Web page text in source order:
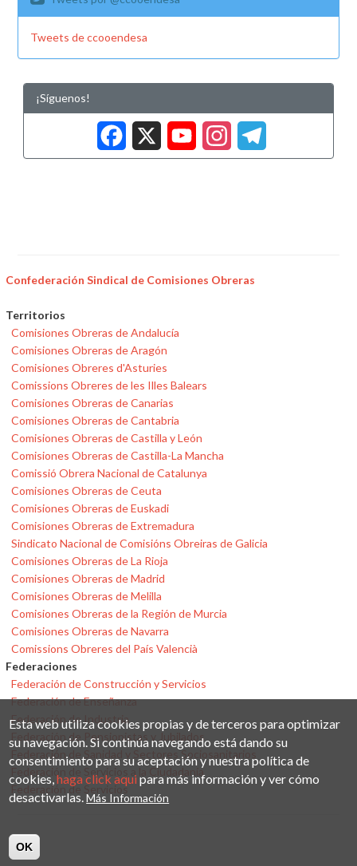
Tweets de ccooendesa
¡Síguenos!
Facebook
X
Confederación Sindical de Comisiones Obreras
Territorios
Comisiones Obreras de Andalucía
Comisiones Obreras de Aragón
Comisiones Obreres d'Asturies
Comissions Obreres de les Illes Balears
Comisiones Obreras de Canarias
Comisiones Obreras de Cantabria
Comisiones Obreras de Castilla y León
Comisiones Obreras de Castilla-La Mancha
Comissió Obrera Nacional de Catalunya
Comisiones Obreras de Ceuta
Comisiones Obreras de Euskadi
Comisiones Obreras de Extremadura
Sindicato Nacional de Comisións Obreiras de Galicia
Comisiones Obreras de La Rioja
Comisiones Obreras de Madrid
Comisiones Obreras de Melilla
Comisiones Obreras de la Región de Murcia
Comisiones Obreras de Navarra
Comissions Obreres del País Valencià
Federaciones
Federación de Construcción y Servicios
Federación de Enseñanza
Federación de Industria
Federación de Pensionistas y Jubilados
Federación de Sanidad y Sectores Sociosanitarios
Federación de Servicios a la Ciudadanía
Federación de Servicios
Esta web utiliza cookies propias y de terceros para optimizar
su navegación. Si continúa navegando está dando su
consentimiento para su aceptación y nuestra política de
cookies,haga click aqui para más información y ver cómo
desactivarlas.Más Información
OK